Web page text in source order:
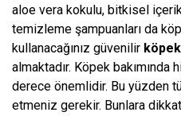
aloe vera kokulu, bitkisel
temizleme şampuanları da
kullanacağınız güvenilir
almaktadır. Köpek bakımında
derece önemlidir. Bu yüzden
etmeniz gerekir. Bunlara